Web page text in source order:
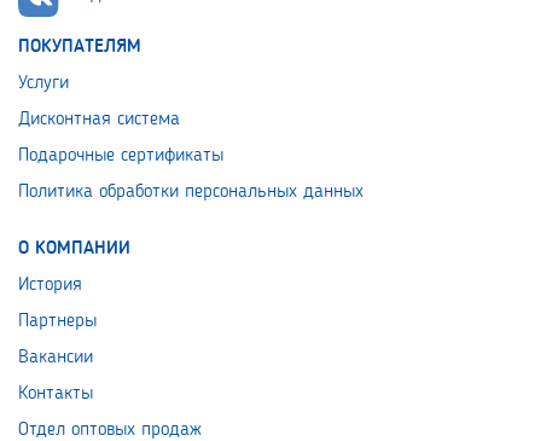
ПОКУПАТЕЛЯМ
Услуги
Дисконтная система
Подарочные сертификаты
Политика обработки персональных данных
О КОМПАНИИ
История
Партнеры
Вакансии
Контакты
Отдел оптовых продаж